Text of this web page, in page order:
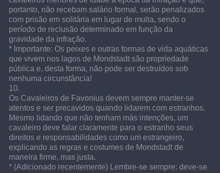
portanto, não recebam salário formal, serão penalizados
com prisão em solitária em lugar de multa, sendo o
período de reclusão determinado em função da
gravidade da infração.
* Importante: Os peixes e outras formas de vida aquáticas
que vivem nos lagos de Mondstadt são propriedade
pública e, desta forma, não pode ser destruídos sob
nenhuma circunstância!
10.
Os Cavaleiros de Favonius devem sempre manter-se
atentos e ser precavidos quando lidarem com estranhos.
Mesmo lidando que não tenham más intenções, um
cavaleiro deve falar claramente para o estranho seus
direitos e responsabilidades como um estrangeiro,
explicando as regras e costumes de Mondstadt de
maneira firme, mas justa.
* (Adicionado recentemente) Lembre-se sempre: deve-se